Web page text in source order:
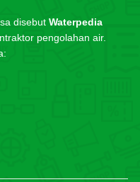
disebut Waterpedia
pengolahan air.